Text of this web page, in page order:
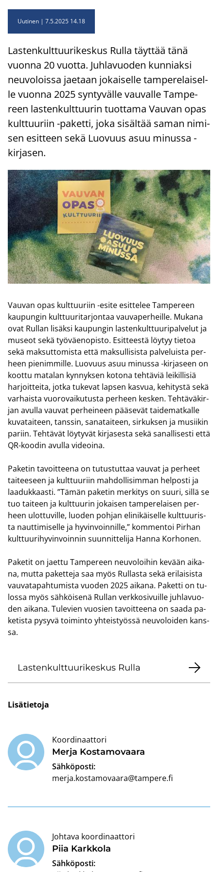
Uutinen 7.5.2025 14.18
Las­ten­kult­tuu­ri­kes­kus Rulla täyt­tää tänä
vuon­na 20 vuot­ta. Juh­la­vuo­den kun­niak­si
neu­vo­lois­sa jae­taan jo­kai­sel­le tam­pe­re­lai­sel­
le vuon­na 2025 syn­ty­väl­le vau­val­le Tam­pe­
reen las­ten­kult­tuu­rin tuot­ta­ma Vau­van opas
kult­tuu­riin -​paketti, joka si­säl­tää saman ni­mi­
sen esit­teen sekä Luo­vuus asuu mi­nus­sa -​
kirjasen.
Vau­van opas kult­tuu­riin -​esite esit­te­lee Tam­pe­reen
kau­pun­gin kult­tuu­ri­tar­jon­taa vau­va­per­heil­le. Mu­ka­na
ovat Rul­lan li­säk­si kau­pun­gin las­ten­kult­tuu­ri­pal­ve­lut ja
museot sekä työ­väen­opis­to. Esit­tees­tä löy­tyy tie­toa
sekä mak­sut­to­mis­ta että mak­sul­li­sis­ta pal­ve­luis­ta per­
heen pie­nim­mil­le. Luo­vuus asuu mi­nus­sa -​kirjaseen on
koot­tu ma­ta­lan kyn­nyk­sen ko­to­na teh­tä­viä lei­kil­li­siä
har­joit­tei­ta, jotka tu­ke­vat lap­sen kas­vua, ke­hi­tys­tä sekä
var­hais­ta vuo­ro­vai­ku­tus­ta per­heen kes­ken. Teh­tä­vä­kir­
jan avul­la vau­vat per­hei­neen pää­se­vät tai­de­mat­kal­le
ku­va­tai­teen, tans­sin, sa­na­tai­teen, sir­kuk­sen ja musii­kin
pa­riin. Teh­tä­vät löy­ty­vät kir­ja­ses­ta sekä sa­nal­li­ses­ti että
QR-​koodin avul­la vi­deoi­na.
Pa­ke­tin ta­voit­tee­na on tu­tus­tut­taa vau­vat ja per­heet
tai­tee­seen ja kult­tuu­riin mah­dol­li­sim­man hel­pos­ti ja
laa­duk­kaas­ti. ”Tämän pa­ke­tin mer­ki­tys on suuri, sillä se
tuo tai­teen ja kult­tuu­rin jo­kai­sen tam­pe­re­lai­sen per­
heen ulot­tu­vil­le, luo­den poh­jan eli­ni­käi­sel­le kult­tuu­ris­
ta naut­ti­mi­sel­le ja hy­vin­voin­nil­le,” kom­men­toi Pir­han
kult­tuu­ri­hy­vin­voin­nin suun­nit­te­li­ja Hanna Kor­ho­nen.
Pa­ke­tit on jaet­tu Tam­pe­reen neu­vo­loi­hin ke­vään ai­ka­
na, mutta pa­ket­te­ja saa myös Rul­las­ta sekä eri­lai­sis­ta
vau­va­ta­pah­tu­mis­ta vuo­den 2025 ai­ka­na. Pa­ket­ti on tu­
los­sa myös säh­köi­se­nä Rul­lan verk­ko­si­vuil­le juh­la­vuo­
den ai­ka­na. Tu­le­vien vuo­sien ta­voit­tee­na on saada pa­
ke­tis­ta py­sy­vä toi­min­to yh­teis­työs­sä neu­vo­loi­den kans­
sa.
Las­ten­kult­tuu­ri­kes­kus Rulla
Li­sä­tie­to­ja
Merja Kos­ta­mo­vaa­ra
Koordinaattori
Sähköposti:
merja.kostamovaara@tampere.fi
Piia Kark­ko­la
Johtava koordinaattori
Sähköposti: